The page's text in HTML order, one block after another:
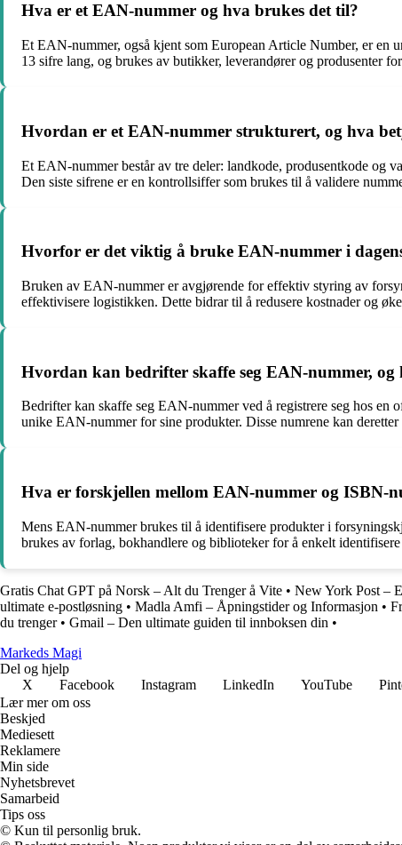
Hva er et EAN-nummer og hva brukes det til?
Et EAN-nummer, også kjent som European Article Number, er en
13 sifre lang, og brukes av butikker, leverandører og produsenter
Hvordan er et EAN-nummer strukturert, og hva
Et EAN-nummer består av tre deler: landkode, produsentkode og
Den siste sifrene er en kontrollsiffer som brukes til å validere
Hvorfor er det viktig å bruke EAN-nummer i
Bruken av EAN-nummer er avgjørende for effektiv styring av
effektivisere logistikken. Dette bidrar til å redusere kostnader og
Hvordan kan bedrifter skaffe seg EAN-nummer, og
Bedrifter kan skaffe seg EAN-nummer ved å registrere seg hos
unike EAN-nummer for sine produkter. Disse numrene kan
Hva er forskjellen mellom EAN-nummer og ISBN-
Mens EAN-nummer brukes til å identifisere produkter i
brukes av forlag, bokhandlere og biblioteker for å enkelt identifisere
Gratis Chat GPT på Norsk – Alt du Trenger å Vite • New York Post –
ultimate e-postløsning • Madla Amfi – Åpningstider og Informasjon •
du trenger• Gmail – Den ultimate guiden til innboksen din •
Markeds Magi
Del og hjelp
X
Facebook Instagram LinkedIn YouTube
Lær mer om oss
Beskjed
Mediesett
Reklamere
Min side
Nyhetsbrevet
Samarbeid
Tips oss
© Kun til personlig bruk.